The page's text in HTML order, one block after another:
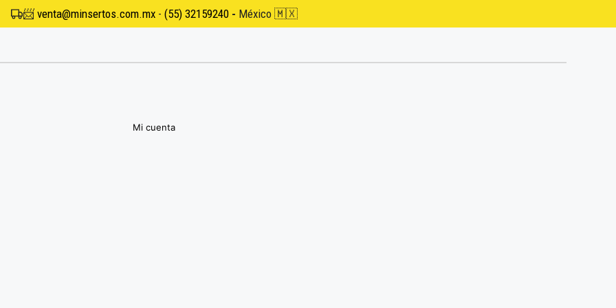
📨 venta@minsertos.com.mx- (55) 32159240 - México 🇲🇽
Mi cuenta